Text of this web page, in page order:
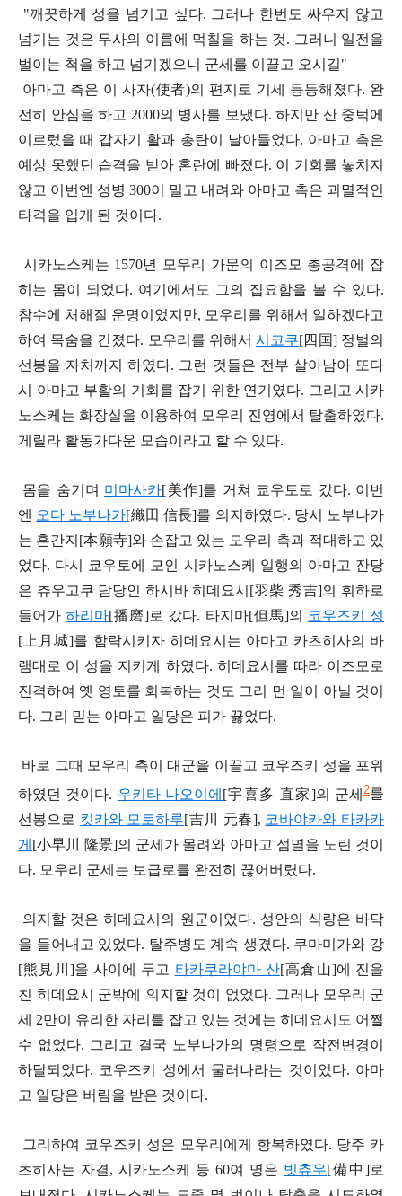
"깨끗하게 성을 넘기고 싶다. 그러나 한번도 싸우지 않고
넘기는 것은 무사의 이름에 먹칠을 하는 것. 그러니 일전을
벌이는 척을 하고 넘기겠으니 군세를 이끌고 오시길"
아마고 측은 이 사자(使者)의 편지로 기세 등등해졌다. 완
전히 안심을 하고 2000의 병사를 보냈다. 하지만 산 중턱에
이르렀을 때 갑자기 활과 총탄이 날아들었다. 아마고 측은
예상 못했던 습격을 받아 혼란에 빠졌다. 이 기회를 놓치지
않고 이번엔 성병 300이 밀고 내려와 아마고 측은 괴멸적인
타격을 입게 된 것이다.
시카노스케는 1570년 모우리 가문의 이즈모 총공격에 잡
히는 몸이 되었다. 여기에서도 그의 집요함을 볼 수 있다.
참수에 처해질 운명이었지만, 모우리를 위해서 일하겠다고
하여 목숨을 건졌다. 모우리를 위해서시코쿠[四 国]정벌의
선봉을 자처까지 하였다. 그런 것들은 전부 살아남아 또다
시 아마고 부활의 기회를 잡기 위한 연기였다. 그리고 시카
노스케는 화장실을 이용하여 모우리 진영에서 탈출하였다.
게릴라 활동가다운 모습이라고 할 수 있다.
몸을 숨기며 미마사카[美作]를 거쳐 쿄우토로 갔다. 이번
엔
오다 노부나가[織田 信長]를 의지하였다. 당시 노부나가
는 혼간지[本願寺]와 손잡고 있는 모우리 측과 적대하고 있
었다. 다시 쿄우토에 모인 시카노스케 일행의 아마고 잔당
은 츄우고쿠 담당인 하시바 히데요시[羽柴 秀吉]의 휘하로
들어가하리마[播磨]로 갔다. 타지마[但馬]의
코우즈키 성
[上月城]를 함락시키자 히데요시는 아마고 카츠히사의 바
램대로 이 성을 지키게 하였다. 히데요시를 따라 이즈모로
진격하여 옛 영토를 회복하는 것도 그리 먼 일이 아닐 것이
다. 그리 믿는 아마고 일당은 피가 끓었다.
바로 그때 모우리 측이 대군을 이끌고 코우즈키 성을 포위
하였던 것이다. 우키타 나오이에 [宇喜多 直家]의 군세2를
선봉으로 킷카와 모토하루[吉川 元春], 코바야카와 타카카
게 [小早川 隆景]의 군세가 몰려와 아마고 섬멸을 노린 것이
다. 모우리 군세는 보급로를 완전히 끊어버렸다.
의지할 것은 히데요시의 원군이었다. 성안의 식량은 바닥
을 들어내고 있었다. 탈주병도 계속 생겼다. 쿠마미가와 강
[熊見川]을 사이에 두고 타카쿠라야마 산[高倉山]에 진을
친 히데요시 군밖에 의지할 것이 없었다. 그러나 모우리 군
세 2만이 유리한 자리를 잡고 있는 것에는 히데요시도 어쩔
수 없었다. 그리고 결국 노부나가의 명령으로 작전변경이
하달되었다. 코우즈키 성에서 물러나라는 것이었다. 아마
고 일당은 버림을 받은 것이다.
그리하여 코우즈키 성은 모우리에게 항복하였다. 당주 카
츠히사는 자결, 시카노스케 등 60여 명은 빗츄우[備中]로